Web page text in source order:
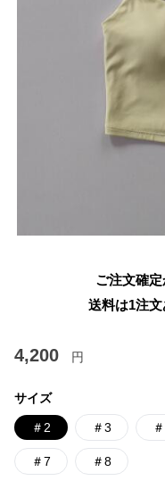
ご注文確
送料は1注文
4,200 円
サイズ
＃2 ＃3
＃7 ＃8